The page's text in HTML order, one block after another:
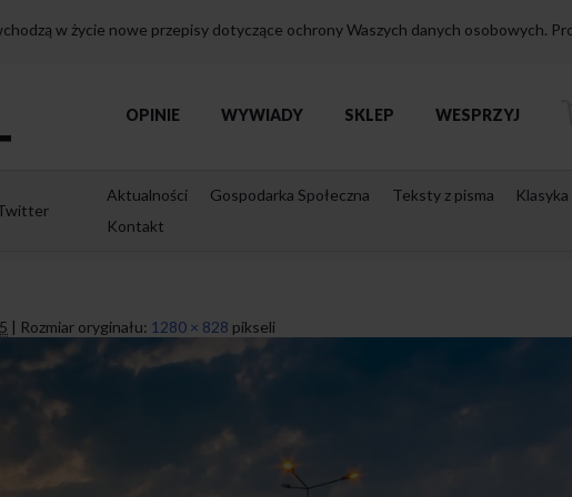
w życie nowe przepisy dotyczące ochrony Waszych danych osobowych.
strony
OPINIE WYWIADY SKLEP WESPRZYJ
Aktualności Gospodarka Społeczna Teksty z pisma Klasyka
Kontakt
| Rozmiar oryginału: 1280 × 828 pikseli